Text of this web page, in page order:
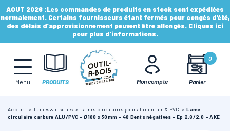
AOUT 2026 :Les commandes de produits en stock sont expédiées
normalement. Certains fournisseurs étant fermés pour congés d'été,
des délais d'approvisionnement peuvent être allongés. Cliquez ici
pour plus d'informations.
Menu PRODUITS Mon compte Panier
0
MÈCHES, FRAISES & FORETS
LAMES & DISQUES
CONSOMMABLES
Accueil Lames & disques Lames circulaires pour aluminium & PVC
Lame
circulaire carbure ALU/PVC - Ø180 x 30mm - 48 Dents négatives - Ep 2,8/2,0 - AKE